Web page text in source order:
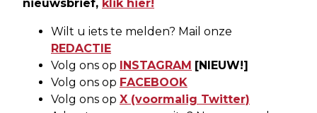
nieuwsbrief, klik hier!
Wilt u iets te melden? Mail onze
REDACTIE
Volg ons op INSTAGRAM [NIEUW!]
Volg ons op FACEBOOK
Volg ons op X (voormalig Twitter)